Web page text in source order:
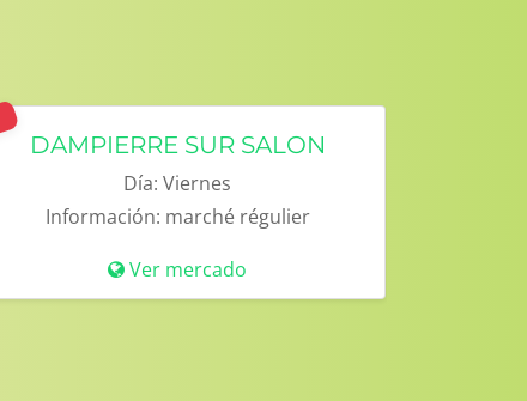
DAMPIERRE SUR SALON
Día: Viernes
Información: marché régulier
Ver mercado